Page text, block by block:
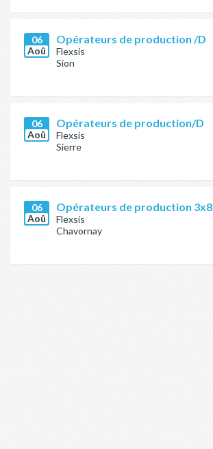
06
Aoû
Opérateurs de production /D
Flexsis
Sion
06
Aoû
Opérateurs de production/D
Flexsis
Sierre
06
Aoû
Opérateurs de production 3x8
Flexsis
Chavornay